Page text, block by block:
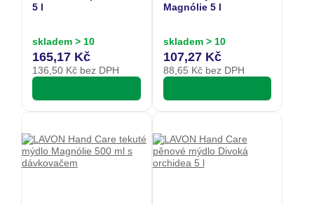
5 l
skladem > 10
165,17 Kč
136,50 Kč bez DPH
Magnólie 5 l
skladem > 10
107,27 Kč
88,65 Kč bez DPH